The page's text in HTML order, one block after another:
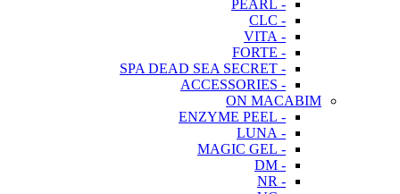
- PEARL
- CLC
- VITA
- FORTE
- SPA DEAD SEA SECRET
- ACCESSORIES
ON MACABIM
- ENZYME PEEL
- LUNA
- MAGIC GEL
- DM
- NR